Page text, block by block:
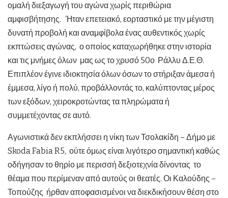
ομαλή διεξαγωγή του αγώνα χωρίς περιθώρια
αμφισβήτησης. Ήταν επετειακό, εορταστικό με την μέγιστη
δυνατή προβολή και αναμφίβολα ένας αυθεντικός χωρίς
εκπτώσεις αγώνας, ο οποίος καταχωρήθηκε στην ιστορία
και τις μνήμες όλων μας ως το χρυσό 50ο Ράλλυ Δ.Ε.Θ.
Επιπλέον έγινε ιδιοκτησία όλων όσων το στήριξαν άμεσα ή
έμμεσα, λίγο ή πολύ, προβάλλοντάς το, καλύπτοντας μέρος
των εξόδων, χειροκροτώντας τα πληρώματα ή
συμμετέχοντας σε αυτό.
Αγωνιστικά δεν εκπλήσσει η νίκη των Τσολακίδη – Δήμο με
Skoda Fabia R5, ούτε όμως είναι λιγότερο σημαντική καθώς
οδήγησαν το θηρίο με περισσή δεξιοτεχνία δίνοντας το
θέαμα που περίμεναν από αυτούς οι θεατές. Οι Καλούδης –
Τοπούζης ήρθαν αποφασισμένοι να διεκδικήσουν θέση στο